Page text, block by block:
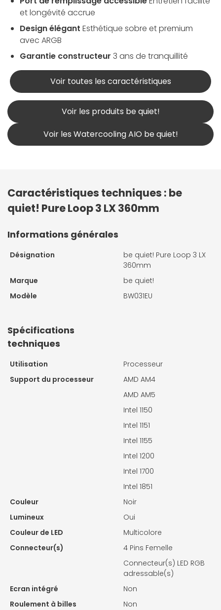
et longévité accrue
Design élégant Esthétique sobre et premium
avec ARGB
Garantie constructeur 3 ans de tranquillité
Voir toutes les caractéristiques
Voir les produits be quiet!
Voir les Watercooling AIO be quiet!
Caractéristiques techniques : be
quiet! Pure Loop 3 LX 360mm
Informations générales
Désignation
be quiet! Pure Loop 3 LX
360mm
Marque
be quiet!
Modèle
BW031EU
Spécifications
techniques
Utilisation
Processeur
Support du processeur
AMD AM4
AMD AM5
Intel 1150
Intel 1151
Intel 1155
Intel 1200
Intel 1700
Intel 1851
Couleur
Noir
Lumineux
Oui
Couleur de LED
Multicolore
Connecteur(s)
4 Pins Femelle
Connecteur(s) LED RGB
adressable(s)
Ecran intégré
Non
Roulement à billes
Non